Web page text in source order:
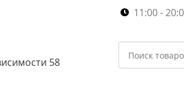
11:00 -
58